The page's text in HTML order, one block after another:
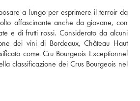
a lungo per esprimere il terroir da
affascinante anche da giovane, con
e di frutti rossi. Considerato da alcuni
dei vini di Bordeaux, Château Haut
come Cru Bourgeois Exceptionnel
classificazione dei Crus Bourgeois nel